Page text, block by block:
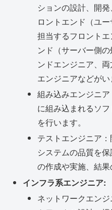
ションの設計、開
ロントエンド（ユ
担当するフロント
ンド（サーバー側
ンドエンジニア、
エンジニアなどがい
組み込みエンジニ
に組み込まれるソ
を行います。
テストエンジニア
システムの品質を
の作成や実施、結果
インフラ系エンジニア:
ネットワークエン